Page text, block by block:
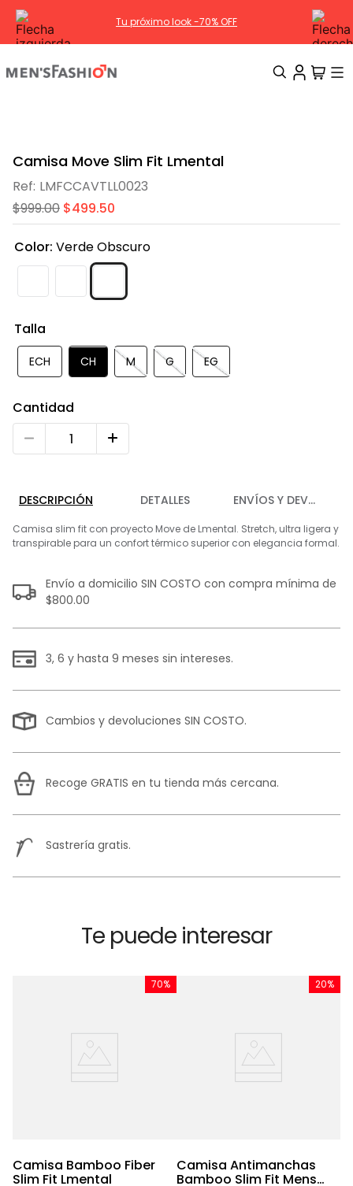
HÁBITAT | Nueva Colección
Camisa Move Slim Fit Lmental
LMFCCAVTLL0023
$999.00 $499.50
Talla
ECH CH M G EG
Color: Verde Obscuro
Cantidad
DESCRIPCIÓN DETALLES ENVÍOS Y
Camisa slim fit con proyecto Move de Lmental. Stretch, ultra ligera y
transpirable para un confort térmico superior con elegancia formal.
Envío a domicilio SIN COSTO con compra mínima de
$800.00
3, 6 y hasta 9 meses sin intereses.
Cambios y devoluciones SIN COSTO.
Recoge GRATIS en tu tienda más cercana.
Sastrería gratis.
Te puede interesar
70%
Camisa Bamboo Fiber
Slim Fit Lmental
20%
Camisa Antimanchas
Bamboo Slim Fit Mens
2.
camisa
3.
pantalon
4.
saco
5.
chamarra
8 .
chaleco
playera